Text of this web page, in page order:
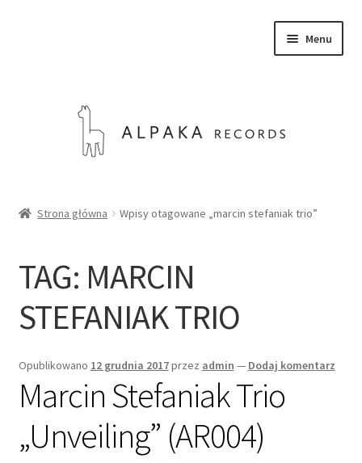
Menu
KONTAKT
Polski
Strona główna Wpisy otagowane „marcin stefaniak trio”
TAG: MARCIN
STEFANIAK TRIO
Opublikowano 12 grudnia 2017przez admin — Dodaj komentarz
Marcin Stefaniak Trio
„Unveiling” (AR004)